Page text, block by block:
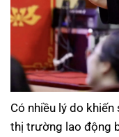
Có nhiều lý do
thị trường lao động